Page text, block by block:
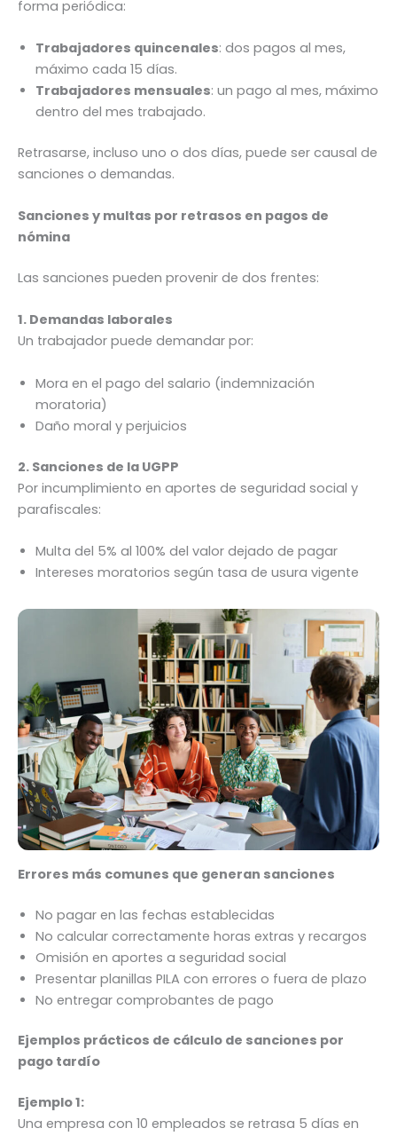
forma periódica:
Trabajadores quincenales: dos pagos al mes,
máximo cada 15 días.
Trabajadores mensuales: un pago al mes, máximo
dentro del mes trabajado.
Retrasarse, incluso uno o dos días, puede ser causal de
sanciones o demandas.
Sanciones y multas por retrasos en pagos de
nómina
Las sanciones pueden provenir de dos frentes:
1. Demandas laborales
Un trabajador puede demandar por:
Mora en el pago del salario (indemnización
moratoria)
Daño moral y perjuicios
2. Sanciones de la UGPP
Por incumplimiento en aportes de seguridad social y
parafiscales:
Multa del 5% al 100% del valor dejado de pagar
Intereses moratorios según tasa de usura vigente
Errores más comunes que generan sanciones
No pagar en las fechas establecidas
No calcular correctamente horas extras y recargos
Omisión en aportes a seguridad social
Presentar planillas PILA con errores o fuera de plazo
No entregar comprobantes de pago
Ejemplos prácticos de cálculo de sanciones por
pago tardío
Ejemplo 1:
Una empresa con 10 empleados se retrasa 5 días en